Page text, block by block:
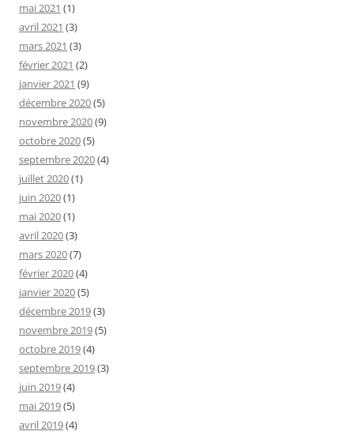
mai 2021 (1)
avril 2021 (3)
mars 2021 (3)
février 2021 (2)
janvier 2021 (9)
décembre 2020(5)
novembre 2020(9)
octobre 2020(5)
septembre 2020(4)
juillet 2020(1)
juin 2020(1)
mai 2020(1)
avril 2020(3)
mars 2020(7)
février 2020(4)
janvier 2020(5)
décembre 2019(3)
novembre 2019(5)
octobre 2019(4)
septembre 2019(3)
juin 2019(4)
mai 2019(5)
avril 2019(4)